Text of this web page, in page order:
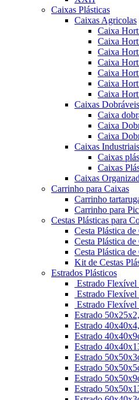
Caixas Plásticas
Caixas Agricolas
Caixa
Caixa
Caixa
Caixa
Caixa
Caixa
Caixa
Caixas Dobráveis
Caixa
Caixa
Caixa
Caixas Industriais
Caixas
Caixas
Caixas
Carrinho para Caixas
Carrinho
Carrinho para
Cestas Plásticas para
Cesta Plástica
Cesta Plástica
Cesta Plástica
Kit de Cestas
Estrados Plásticos
Estrado
Estrado
Estrado
Estrado
Estrado
Estrado
Estrado
Estrado
Estrado
Estrado
Estrado